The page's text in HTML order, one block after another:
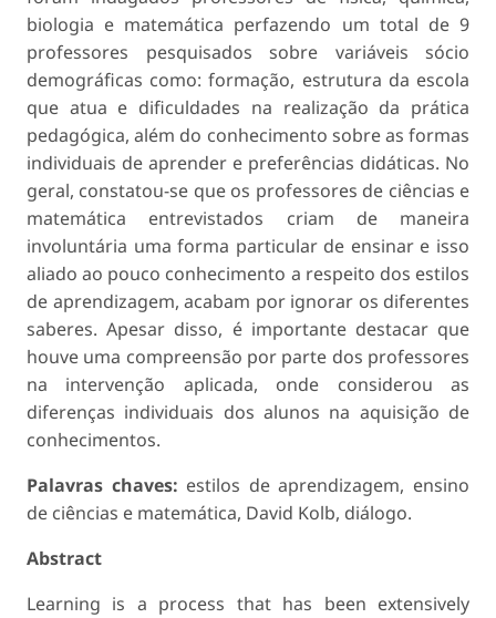
biologia e matemática perfazendo um total de 9
professores pesquisados sobre variáveis sócio
demográficas como: formação, estrutura da escola
que atua e dificuldades na realização da prática
pedagógica, além do conhecimento sobre as formas
individuais de aprender e preferências didáticas. No
geral, constatou-se que os professores de ciências e
matemática entrevistados criam de maneira
involuntária uma forma particular de ensinar e isso
aliado ao pouco conhecimento a respeito dos estilos
de aprendizagem, acabam por ignorar os diferentes
saberes. Apesar disso, é importante destacar que
houve uma compreensão por parte dos professores
na intervenção aplicada, onde considerou as
diferenças individuais dos alunos na aquisição de
conhecimentos.
Palavras chaves: estilos de aprendizagem, ensino
de ciências e matemática, David Kolb, diálogo.
Abstract
Learning is a process that has been extensively